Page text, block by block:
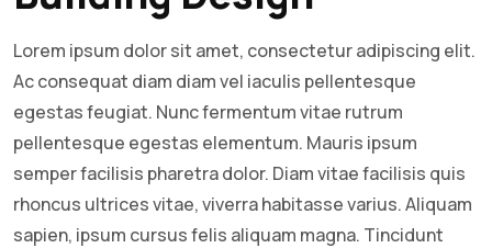
Lorem ipsum dolor sit amet, consectetur adipiscing elit.
Ac consequat diam diam vel iaculis pellentesque
egestas feugiat. Nunc fermentum vitae rutrum
pellentesque egestas elementum. Mauris ipsum
semper facilisis pharetra dolor. Diam vitae facilisis quis
rhoncus ultrices vitae, viverra habitasse varius. Aliquam
sapien, ipsum cursus felis aliquam magna. Tincidunt